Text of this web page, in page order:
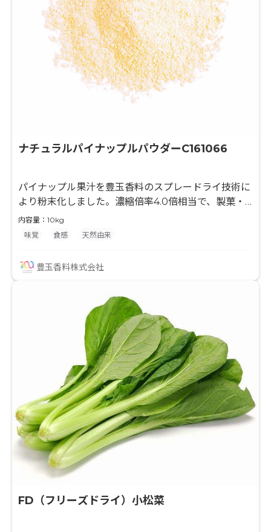
ナチュラルパイナップルパウダーC161066
パイナップル果汁を豊玉香料のスプレードライ技術に
より粉末化しました。濃縮倍率4.0倍相当で、製菓・
製パン・粉末飲料等の風味付けに最適な原料です。果
汁とデキストリンのみを使用して粉末化していますの
様々な用途でご使用頂けます。 水分との相性が良くな
い製品に対して、果汁入りを謳う事ができます。
内容量：10kg
味覚
食感 天然由来
豊玉香料株式会社
FD（フリーズドライ）小松菜